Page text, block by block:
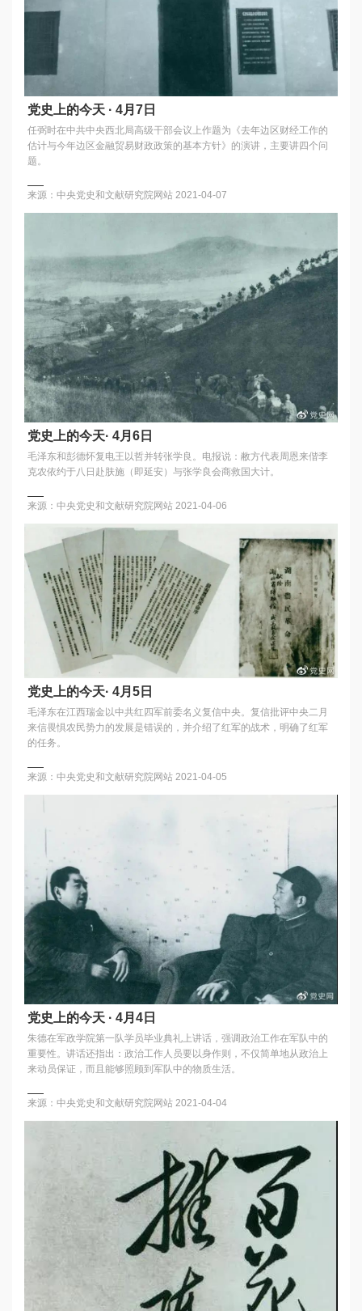
党史上的今天 · 4月7日
任弼时在中共中央西北局高级干部会议上作题为《去年边区财经工作的
估计与今年边区金融贸易财政政策的基本方针》的演讲，主要讲四个问
题。
来源：中央党史和文献研究院网站 2021-04-07
党史上的今天· 4月6日
毛泽东和彭德怀复电王以哲并转张学良。电报说：敝方代表周恩来偕李
克农依约于八日赴肤施（即延安）与张学良会商救国大计。
来源：中央党史和文献研究院网站 2021-04-06
党史上的今天· 4月5日
毛泽东在江西瑞金以中共红四军前委名义复信中央。复信批评中央二月
来信畏惧农民势力的发展是错误的，并介绍了红军的战术，明确了红军
的任务。
来源：中央党史和文献研究院网站 2021-04-05
党史上的今天 · 4月4日
朱德在军政学院第一队学员毕业典礼上讲话，强调政治工作在军队中的
重要性。讲话还指出：政治工作人员要以身作则，不仅简单地从政治上
来动员保证，而且能够照顾到军队中的物质生活。
来源：中央党史和文献研究院网站 2021-04-04